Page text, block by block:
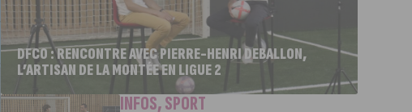
DFCO : RENCONTRE AVEC PIERRE-HENRI DEBALLON,
L’ARTISAN DE LA MONTÉE EN LIGUE 2
INFOS,SPORT